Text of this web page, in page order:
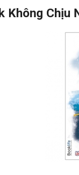
Không